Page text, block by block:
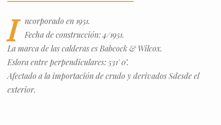
I
ncorporado en 1951.
Fecha de construcción: 4/1951.
La marca de las calderas es Babcock & Wilcox.
Eslora entre perpendiculares: 531' 0".
Afectado a la importación de crudo y derivados Sdesde el
exterior.